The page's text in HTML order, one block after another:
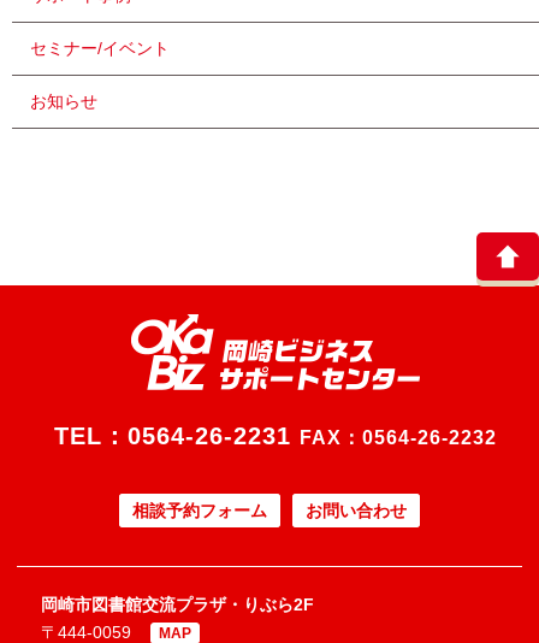
セミナー/イベント
お知らせ
TEL： 0564-26-2231 FAX：0564-26-2232
相談予約フォーム お問い合わせ
岡崎市図書館交流プラザ・りぶら2F
〒444-0059
MAP